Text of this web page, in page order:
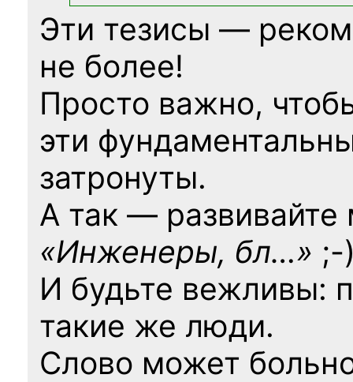
Эти тезисы —
не более!
Просто важно,
эти
затронуты.
А так — развивайте
«Инженеры, бл…» ;-
И будьте вежливы:
такие же люди.
Слово может